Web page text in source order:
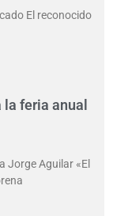
El reconocido
feria anual
Jorge Aguilar «El